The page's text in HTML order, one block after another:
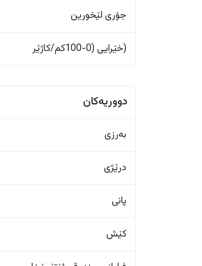
جۆری لێخورین
(خێرایی (0-100کم/کاژێر
دووریەکان
بەرزی
درێژی
پانی
کێش